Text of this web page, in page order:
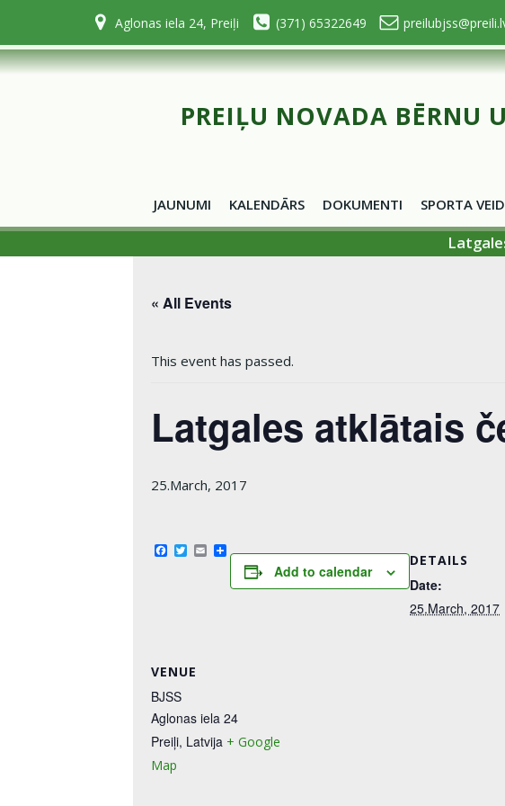
content
Aglonas iela 24, Preiļi (371) 65322649
PREIĻU NOVADA BĒRNU
JAUNUMI KALENDĀRS DOKUMENTI SPORTA
« All Events
This event has passed.
Latgales atklātais
25.March, 2017
Facebook
Twitter
EmailShare
Add to calendar
DETAILS
Date:
25.March, 2017
VENUE
BJSS
Aglonas iela 24
Preiļi, Latvija + Google
Map